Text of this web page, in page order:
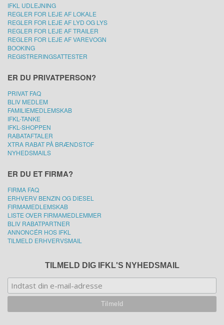
IFKL UDLEJNING
REGLER FOR LEJE AF LOKALE
REGLER FOR LEJE AF LYD OG LYS
REGLER FOR LEJE AF TRAILER
REGLER FOR LEJE AF VAREVOGN
BOOKING
REGISTRERINGSATTESTER
ER DU PRIVATPERSON?
PRIVAT FAQ
BLIV MEDLEM
FAMILIEMEDLEMSKAB
IFKL-TANKE
IFKL-SHOPPEN
RABATAFTALER
XTRA RABAT PÅ BRÆNDSTOF
NYHEDSMAILS
ER DU ET FIRMA?
FIRMA FAQ
ERHVERV BENZIN OG DIESEL
FIRMAMEDLEMSKAB
LISTE OVER FIRMAMEDLEMMER
BLIV RABATPARTNER
ANNONCÉR HOS IFKL
TILMELD ERHVERVSMAIL
TILMELD DIG IFKL'S NYHEDSMAIL